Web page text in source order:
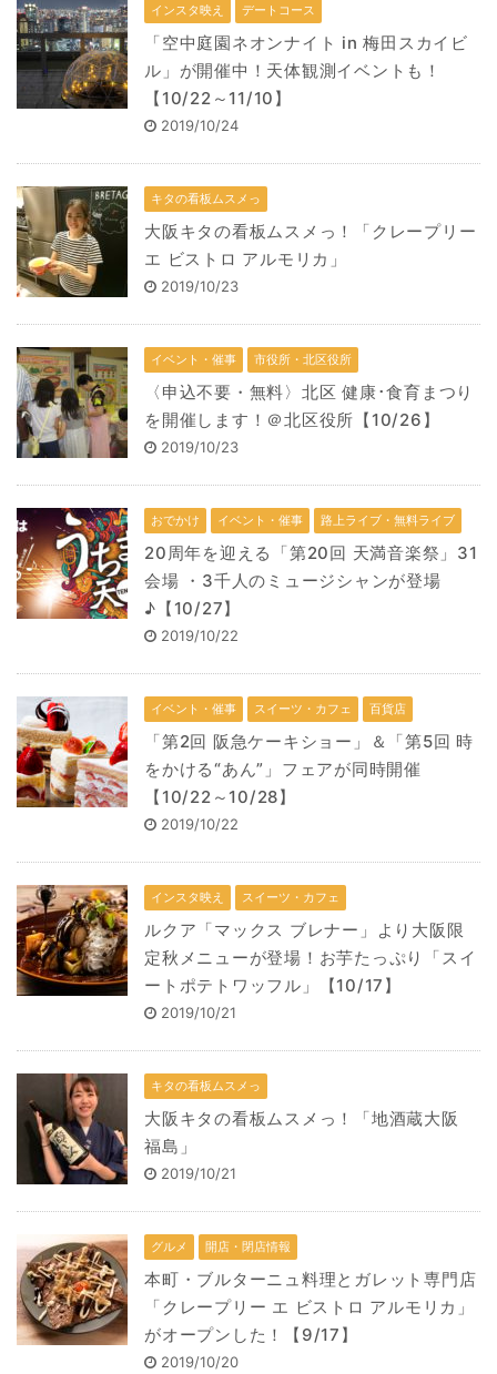
インスタ映え デートコース
「空中庭園ネオンナイト in 梅田スカイビ
ル」が開催中！天体観測イベントも！
【10/22～11/10】
2019/10/24
キタの看板ムスメっ
大阪キタの看板ムスメっ！「クレープリー
エ ビストロ アルモリカ」
2019/10/23
イベント・催事 市役所・北区役所
〈申込不要・無料〉北区 健康･食育まつり
を開催します！＠北区役所【10/26】
2019/10/23
おでかけ イベント・催事 路上ライブ・無料ライブ
20周年を迎える「第20回 天満音楽祭」31
会場 ・3千人のミュージシャンが登場
♪【10/27】
2019/10/22
イベント・催事 スイーツ・カフェ 百貨店
「第2回 阪急ケーキショー」＆「第5回 時
をかける“あん”」フェアが同時開催
【10/22～10/28】
2019/10/22
インスタ映え スイーツ・カフェ
ルクア「マックス ブレナー」より大阪限
定秋メニューが登場！お芋たっぷり「スイ
ートポテトワッフル」【10/17】
2019/10/21
キタの看板ムスメっ
大阪キタの看板ムスメっ！「地酒蔵大阪
福島」
2019/10/21
グルメ 開店・閉店情報
本町・ブルターニュ料理とガレット専門店
「クレープリー エ ビストロ アルモリカ」
がオープンした！【9/17】
2019/10/20